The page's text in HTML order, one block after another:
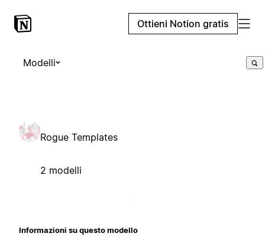
Ottieni Notion gratis
Modelli
Rogue Templates
2 modelli
Informazioni su questo modello